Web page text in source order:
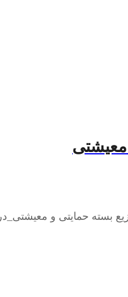
معیشتی
حمایتی و معیشتی_در آستانه